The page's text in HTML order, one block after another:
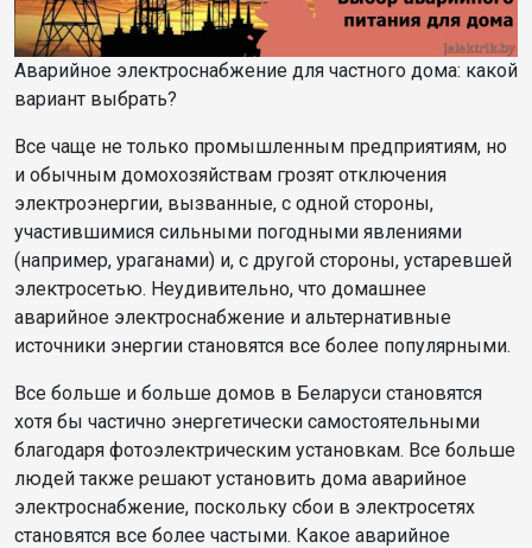
Аварийное электроснабжение для частного дома: какой
вариант выбрать?
Все чаще не только промышленным предприятиям, но
и обычным домохозяйствам грозят отключения
электроэнергии, вызванные, с одной стороны,
участившимися сильными погодными явлениями
(например, ураганами) и, с другой стороны, устаревшей
электросетью. Неудивительно, что домашнее
аварийное электроснабжение и альтернативные
источники энергии становятся все более популярными.
Все больше и больше домов в Беларуси становятся
хотя бы частично энергетически самостоятельными
благодаря фотоэлектрическим установкам. Все больше
людей также решают установить дома аварийное
электроснабжение, поскольку сбои в электросетях
становятся все более частыми. Какое аварийное